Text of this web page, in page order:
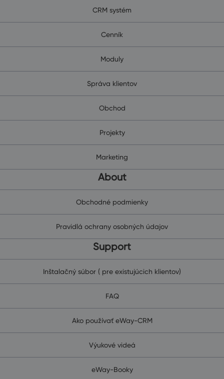
CRM systém
Cenník
Moduly
Správa klientov
Obchod
Projekty
Marketing
About
Obchodné podmienky
Pravidlá ochrany osobných údajov
Support
Inštalačný súbor ( pre existujúcich klientov)
FAQ
Ako používať eWay-CRM
Výukové videá
eWay-Booky